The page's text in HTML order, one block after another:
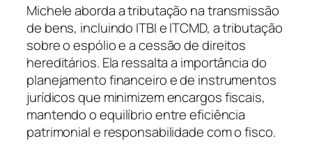
Michele aborda a tributação na transmissão
de bens, incluindo ITBI e ITCMD, a tributação
sobre o espólio e a cessão de direitos
hereditários. Ela ressalta a importância do
planejamento financeiro e de instrumentos
jurídicos que minimizem encargos fiscais,
mantendo o equilíbrio entre eficiência
patrimonial e responsabilidade com o fisco.